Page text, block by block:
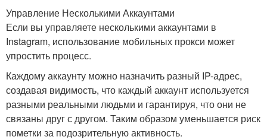
Управление Несколькими Аккаунтами
Если вы управляете несколькими аккаунтами в
Instagram, использование мобильных прокси может
упростить процесс.
Каждому аккаунту можно назначить разный IP-адрес,
создавая видимость, что каждый аккаунт используется
разными реальными людьми и гарантируя, что они не
связаны друг с другом. Таким образом уменьшается риск
пометки за подозрительную активность.